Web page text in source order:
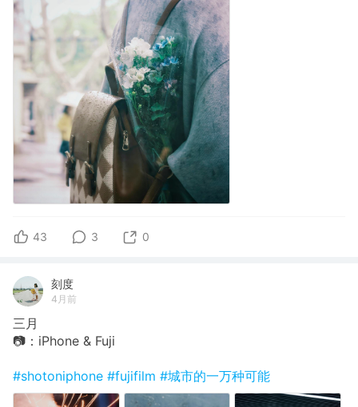
43 3 0
刻度
4月前
三月
📷：iPhone & Fuji
#shotoniphone #fujifilm #城市的一万种可能